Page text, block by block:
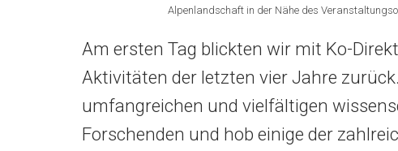
Alpenlandschaft in der Nähe des
Am ersten Tag blickten wir mit Ko-
Aktivitäten der letzten vier Jahre
umfangreichen und vielfältigen
Forschenden und hob einige der